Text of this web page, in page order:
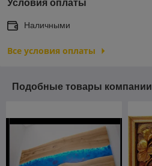
Условия оплаты
Наличными
Все условия оплаты
Подобные товары компании